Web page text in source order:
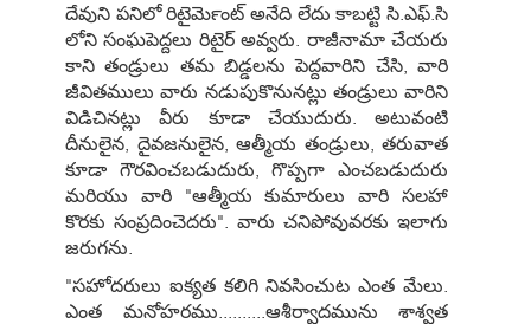
దేవుని పనిలో రిటైర్‍మెంట్ అనేది లేదు కాబట్టి సి.ఎఫ్.సి
లోని సంఘపెద్దలు రిటైర్ అవ్వరు. రాజీనామా చేయరు
కాని తండ్రులు తమ బిడ్డలను పెద్దవారిని చేసి, వారి
జీవితములు వారు నడుపుకొనునట్లు తండ్రులు వారిని
విడిచినట్లు వీరు కూడా చేయుదురు. అటువంటి
దీనులైన, దైవజనులైన, ఆత్మీయ తండ్రులు, తరువాత
కూడా గౌరవించబడుదురు, గొప్పగా ఎంచబడుదురు
మరియు వారి "ఆత్మీయ కుమారులు వారి సలహా
కొరకు సంప్రదించెదరు". వారు చనిపోవువరకు ఇలాగు
జరుగను.
"సహోదరులు ఐక్యత కలిగి నివసించుట ఎంత మేలు.
ఎంత మనోహరము..........ఆశీర్వాదమును శాశ్వత